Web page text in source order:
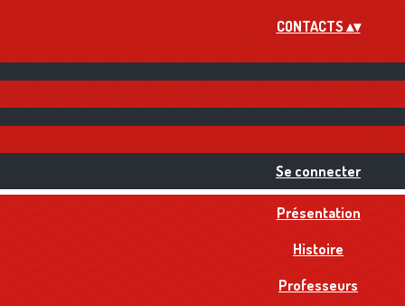
CONTACTS ▴▾
Se connecter
Présentation
Histoire
Professeurs